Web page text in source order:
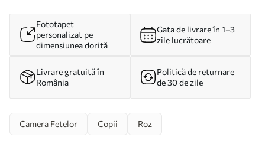
Fototapet
personalizat pe
dimensiunea dorită
Gata de livrare în 1–3
zile lucrătoare
Livrare gratuită în
România
Politică de returnare
de 30 de zile
Camera Fetelor Copii Roz